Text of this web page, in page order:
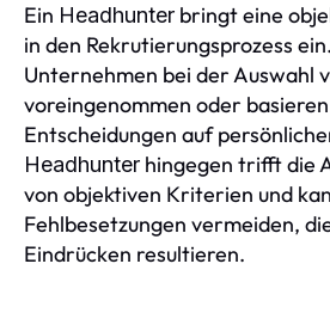
Ein Headhunter bringt eine
in den Rekrutierungsprozess
Unternehmen bei der Auswahl
voreingenommen oder
Entscheidungen auf
Headhunter hingegen trifft die
von objektiven Kriterien und
Fehlbesetzungen vermeiden,
Eindrücken resultieren.